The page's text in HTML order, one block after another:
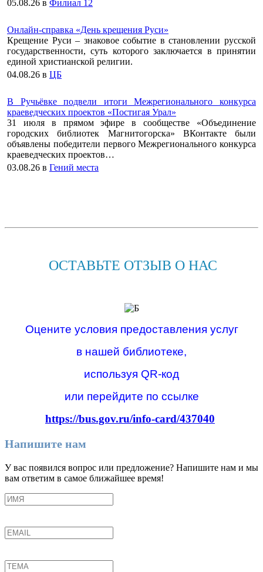
05.08.26 в Филиал 12
Онлайн-справка «День крещения Руси»
Крещение Руси – знаковое событие в становлении русской
государственности, суть которого заключается в принятии
единой христианской религии.
04.08.26 в ЦБ
В Ручьёвке подвели итоги Межрегионального конкурса
краеведческих проектов «Постигая Урал»
31 июля в прямом эфире в сообществе «Объединение
городских библиотек Магнитогорска» ВКонтакте были
объявлены победители первого Межрегионального конкурса
краеведческих проектов…
03.08.26 в Гений места
ОСТАВЬТЕ ОТЗЫВ О НАС
Оцените условия предоставления услуг
в нашей библиотеке,
используя QR-код
или перейдите по ссылке
https://bus.gov.ru/info-card/437040
Напишите нам
У вас появился вопрос или предложение? Напишите нам и мы
вам ответим в самое ближайшее время!